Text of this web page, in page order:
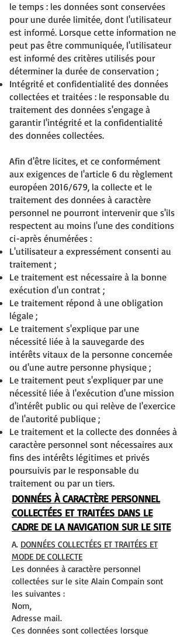
le temps : les données sont conservées
pour une durée limitée, dont l'utilisateur
est informé. Lorsque cette information ne
peut pas être communiquée, l'utilisateur
est informé des critères utilisés pour
déterminer la durée de conservation ;
Intégrité et confidentialité des données
collectées et traitées : le responsable du
traitement des données s'engage à
garantir l'intégrité et la confidentialité
des données collectées.
Afin d'être licites, et ce conformément
aux exigences de l'article 6 du règlement
européen 2016/679, la collecte et le
traitement des données à caractère
personnel ne pourront intervenir que s'ils
respectent au moins l'une des conditions
ci-après énumérées :
L'utilisateur a expressément consenti au
traitement ;
Le traitement est nécessaire à la bonne
exécution d'un contrat ;
Le traitement répond à une obligation
légale ;
Le traitement s'explique par une
nécessité liée à la sauvegarde des
intérêts vitaux de la personne concernée
ou d'une autre personne physique ;
Le traitement peut s'expliquer par une
nécessité liée à l'exécution d'une mission
d'intérêt public ou qui relève de l'exercice
de l'autorité publique ;
Le traitement et la collecte des données à
caractère personnel sont nécessaires aux
fins des intérêts légitimes et privés
poursuivis par le responsable du
traitement ou par un tiers.
DONNÉES À CARACTÈRE PERSONNEL
COLLECTÉES ET TRAITÉES DANS LE
CADRE DE LA NAVIGATION SUR LE SITE
A. DONNÉES COLLECTÉES ET TRAITÉES ET
MODE DE COLLECTE
Les données à caractère personnel
collectées sur le site Alain Compain sont
les suivantes :
Nom,
Adresse mail.
Ces données sont collectées lorsque